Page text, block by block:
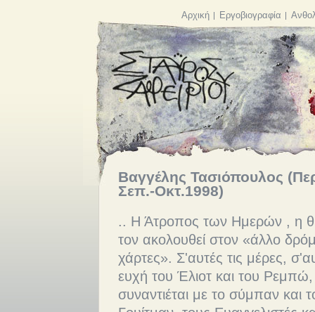
Αρχική Εργοβιογραφία
Βαγγέλης Τασιόπουλος
Σεπ.-Οκτ.1998)
.. Η Άτροπος των Ημερών , η
τον ακολουθεί στον «άλλο
χάρτες». Σ'αυτές τις μέρες,
ευχή του Έλιοτ και του
συναντιέται με το σύμπαν και